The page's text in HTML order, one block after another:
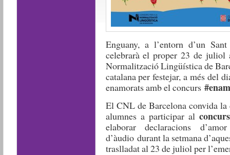
Enguany, a l’entorn d’un
celebrarà el proper 23 de juliol
Normalització Lingüística de
catalana per festejar, a més del
enamorats amb el concurs
El CNL de Barcelona convida la
alumnes a participar al concurs
elaborar declaracions
d’àudio durant la setmana
traslladat al 23 de juliol per